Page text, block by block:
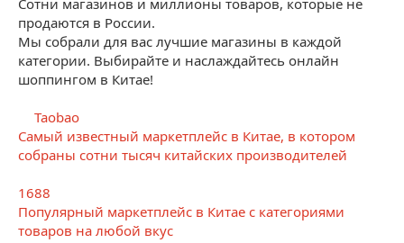
продаются в России.
Мы собрали для вас лучшие магазины в каждой
категории. Выбирайте и наслаждайтесь онлайн
шоппингом в Китае!
Taobao
Самый известный маркетплейс в Китае, в котором
собраны сотни тысяч китайских производителей
1688
Популярный маркетплейс в Китае с категориями
товаров на любой вкус